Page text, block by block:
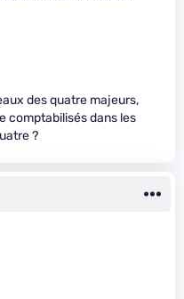
des quatre majeurs,
comptabilisés dans les
?